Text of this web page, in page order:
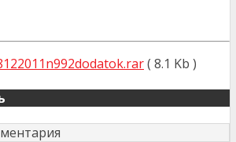
( 8.1 Kb )